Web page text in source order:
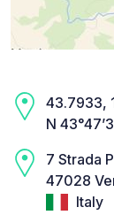
43.7933,
N
7 Strada
47028
Italy